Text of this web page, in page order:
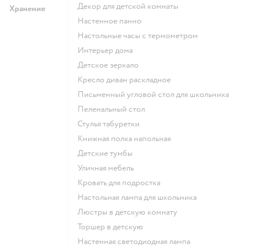
Хранение
Декор для детской комнаты
Настенное панно
Настольные часы с термометром
Интерьер дома
Детское зеркало
Кресло диван раскладное
Письменный угловой стол для школьника
Пеленальный стол
Стулья табуретки
Книжная полка напольная
Детские тумбы
Уличная мебель
Кровать для подростка
Настольная лампа для школьника
Люстры в детскую комнату
Торшер в детскую
Настенная светодиодная лампа